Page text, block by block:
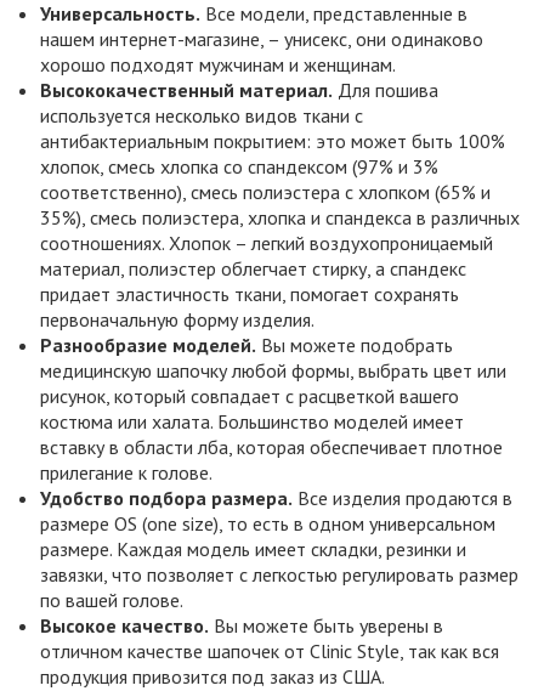
Универсальность. Все модели, представленные в
нашем интернет-магазине, – унисекс, они одинаково
хорошо подходят мужчинам и женщинам.
Высококачественный материал. Для пошива
используется несколько видов ткани с
антибактериальным покрытием: это может быть 100%
хлопок, смесь хлопка со спандексом (97% и 3%
соответственно), смесь полиэстера с хлопком (65% и
35%), смесь полиэстера, хлопка и спандекса в различных
соотношениях. Хлопок – легкий воздухопроницаемый
материал, полиэстер облегчает стирку, а спандекс
придает эластичность ткани, помогает сохранять
первоначальную форму изделия.
Разнообразие моделей. Вы можете подобрать
медицинскую шапочку любой формы, выбрать цвет или
рисунок, который совпадает с расцветкой вашего
костюма или халата. Большинство моделей имеет
вставку в области лба, которая обеспечивает плотное
прилегание к голове.
Удобство подбора размера. Все изделия продаются в
размере OS (one size), то есть в одном универсальном
размере. Каждая модель имеет складки, резинки и
завязки, что позволяет с легкостью регулировать размер
по вашей голове.
Высокое качество. Вы можете быть уверены в
отличном качестве шапочек от Clinic Style, так как вся
продукция привозится под заказ из США.